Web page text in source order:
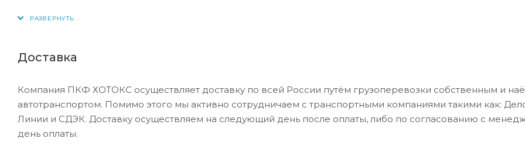
Доставка
Компания ПКФ ХОТОКС осуществляет доставку по всей России путём грузоперевозки собственным и
автотранспортом. Помимо этого мы активно сотрудничаем с транспортными компаниями такими как:
Линии и СДЭК. Доставку осуществляем на следующий день после оплаты, либо по согласованию с
день оплаты.